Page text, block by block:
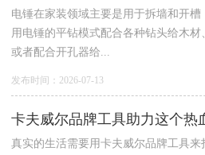
电锤在家装领域主要是用于拆墙和开槽
用电锤的平钻模式配合各种钻头给木材
或者配合开孔器给...
发布时间：2026-07-13
卡夫威尔品牌工具助力这个热
真实的生活需要用卡夫威尔品牌工具来